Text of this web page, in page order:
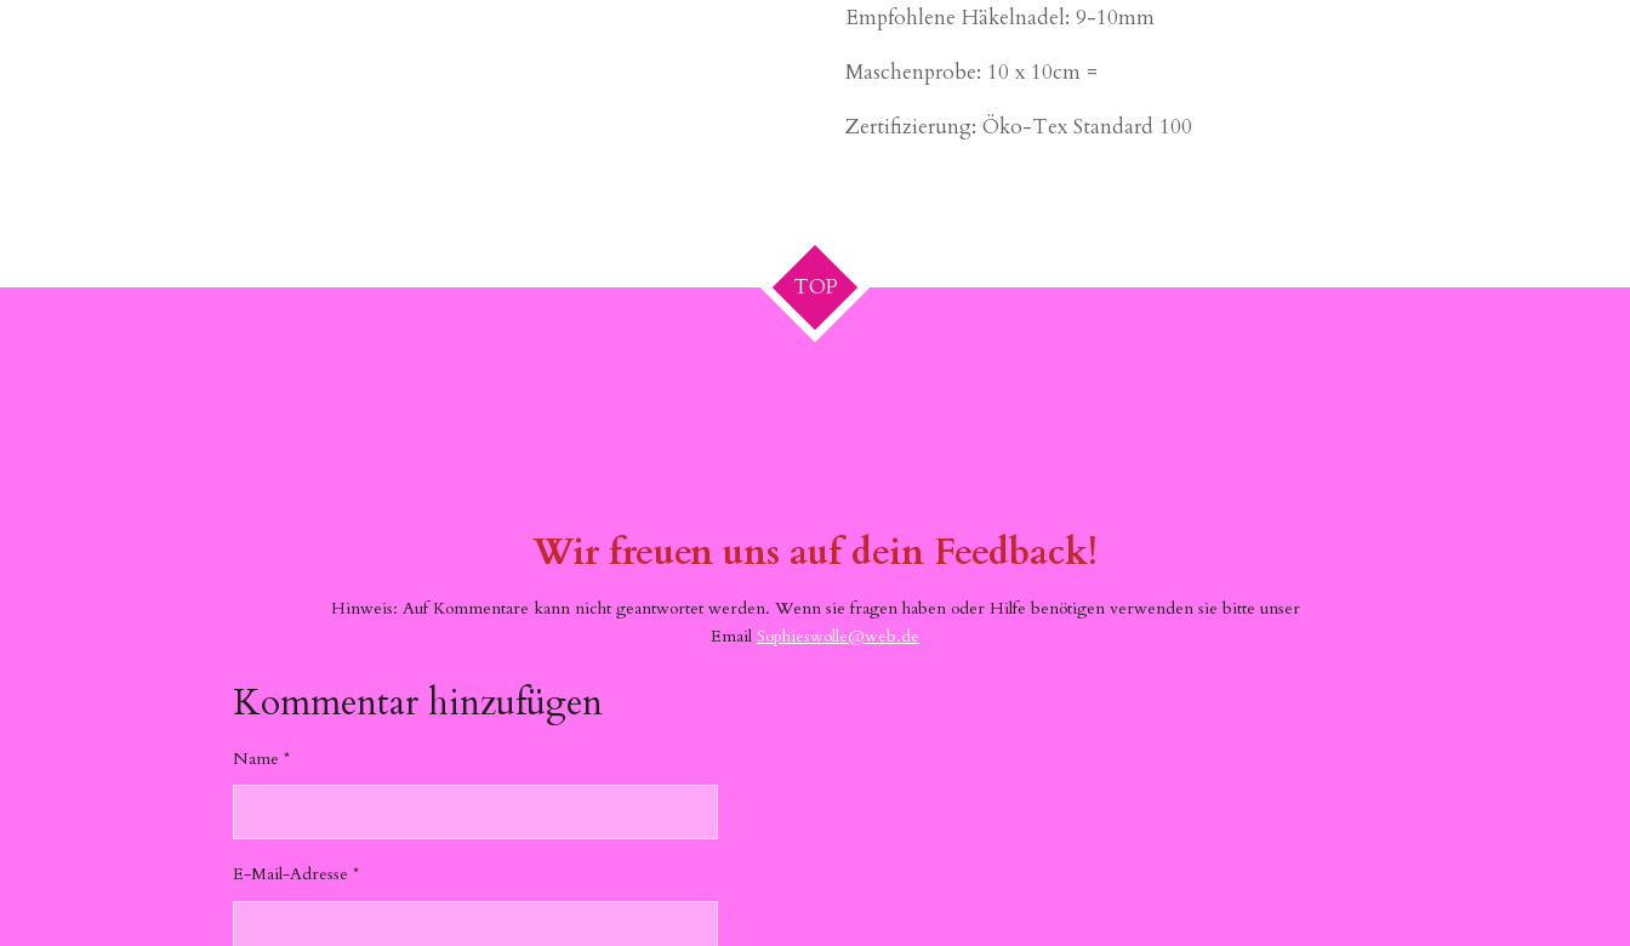
Empfohlene Häkelnadel: 9-10mm
Maschenprobe: 10 x 10cm =
Zertifizierung: Öko-Tex Standard 100
TOP
Wir freuen uns auf dein Feedback!
Hinweis: Auf Kommentare kann nicht geantwortet werden. Wenn sie fragen haben oder Hilfe benötigen verwenden sie bitte unser
Email Sophieswolle@web.de
Kommentar hinzufügen
Name *
E-Mail-Adresse *